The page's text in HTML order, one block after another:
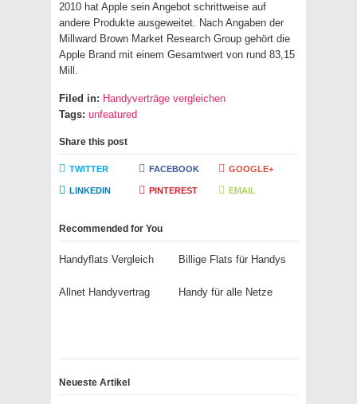
2010 hat Apple sein Angebot schrittweise auf
andere Produkte ausgeweitet. Nach Angaben der
Millward Brown Market Research Group gehört die
Apple Brand mit einem Gesamtwert von rund 83,15
Mill.
Filed in: Handyverträge vergleichen
Tags: unfeatured
Share this post
TWITTER FACEBOOK GOOGLE+
LINKEDIN PINTEREST EMAIL
Recommended for You
Handyflats Vergleich Billige Flats für Handys
Allnet Handyvertrag Handy für alle Netze
Neueste Artikel